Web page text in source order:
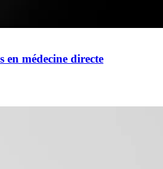
médecine directe